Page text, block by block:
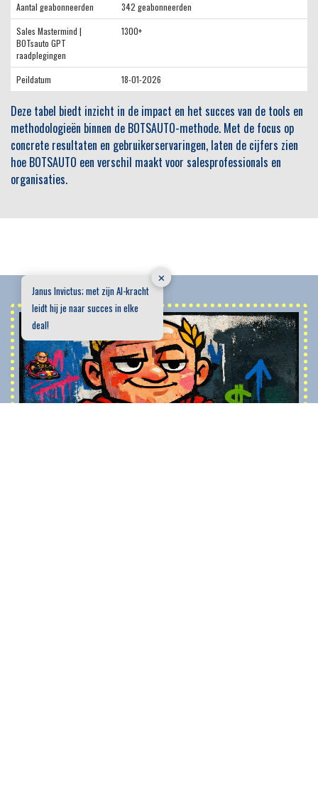
Aantal geabonneerden
342 geabonneerden
Sales Mastermind |
BOTsauto GPT
raadplegingen
1300+
Peildatum 18-01-2026
Deze tabel biedt inzicht in de impact en het succes van de tools en
methodologieën binnen de BOTSAUTO-methode. Met de focus op
concrete resultaten en gebruikerservaringen, laten de cijfers zien
hoe BOTSAUTO een verschil maakt voor salesprofessionals en
organisaties.
✕
Janus Invictus; met zijn AI-kracht
leidt hij je naar succes in elke
deal!